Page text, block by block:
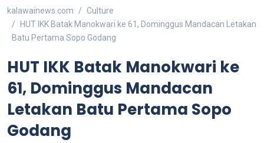
kalawainews.com
Culture
HUT IKK Batak Manokwari ke 61, Dominggus Mandacan Letakan
Batu Pertama Sopo Godang
HUT IKK Batak Manokwari ke
61, Dominggus Mandacan
Letakan Batu Pertama Sopo
Godang